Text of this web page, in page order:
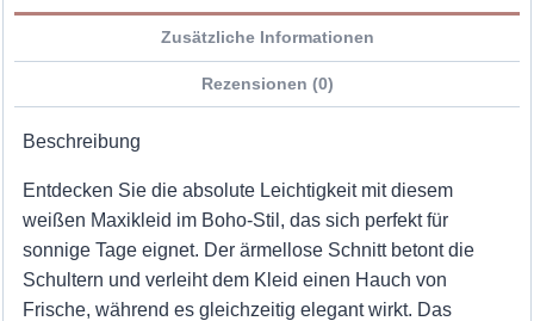
Zusätzliche Informationen
Rezensionen (0)
Beschreibung
Entdecken Sie die absolute Leichtigkeit mit diesem
weißen Maxikleid im Boho-Stil, das sich perfekt für
sonnige Tage eignet. Der ärmellose Schnitt betont die
Schultern und verleiht dem Kleid einen Hauch von
Frische, während es gleichzeitig elegant wirkt. Das